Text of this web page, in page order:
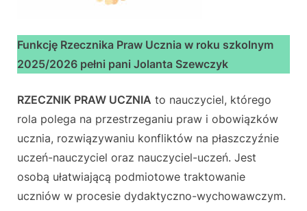
Funkcję Rzecznika Praw Ucznia w roku szkolnym
2025/2026 pełni pani Jolanta Szewczyk
RZECZNIK PRAW UCZNIA to nauczyciel, którego
rola polega na przestrzeganiu praw i obowiązków
ucznia, rozwiązywaniu konfliktów na płaszczyźnie
uczeń-nauczyciel oraz nauczyciel-uczeń. Jest
osobą ułatwiającą podmiotowe traktowanie
uczniów w procesie dydaktyczno-wychowawczym.